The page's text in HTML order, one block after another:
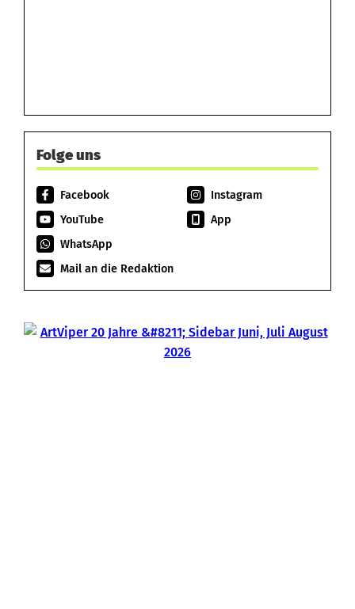
Folge uns
Facebook
Instagram
YouTube
App
WhatsApp
Mail an die Redaktion